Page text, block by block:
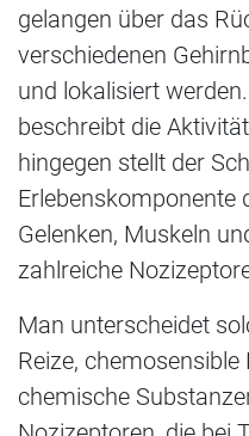
gelangen über das
verschiedenen
und lokalisiert
beschreibt die
hingegen stellt der
Erlebenskomponente
Gelenken, Muskeln
zahlreiche
Man unterscheidet
Reize,
chemische